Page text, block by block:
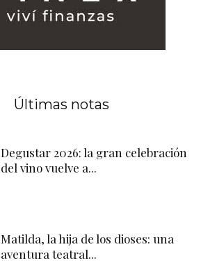
Últimas notas
Degustar 2026: la gran celebración
del vino vuelve a...
Matilda, la hija de los dioses: una
aventura teatral...